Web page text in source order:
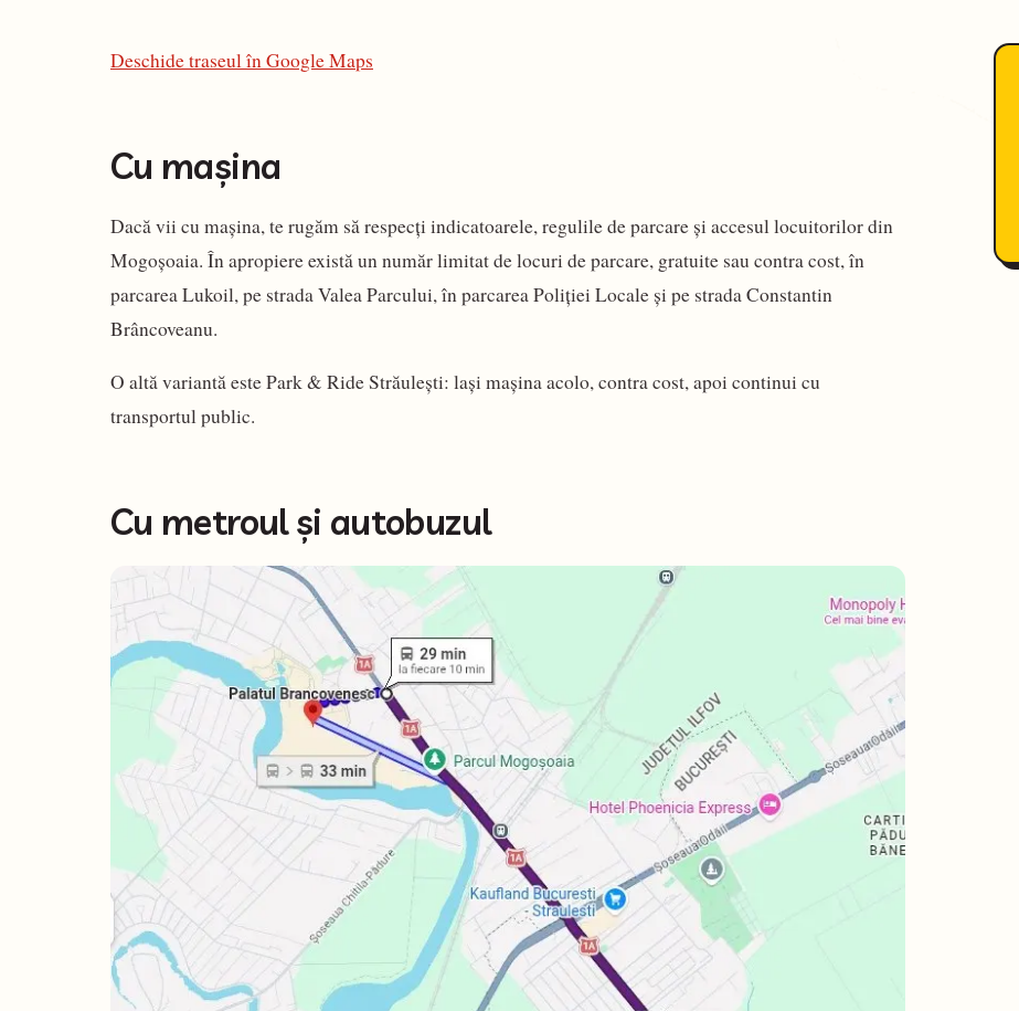
Deschide traseul în Google Maps
Cu mașina
Dacă vii cu mașina, te rugăm să respecți indicatoarele, regulile de parcare și accesul locuitorilor din
Mogoșoaia. În apropiere există un număr limitat de locuri de parcare, gratuite sau contra cost, în
parcarea Lukoil, pe strada Valea Parcului, în parcarea Poliției Locale și pe strada Constantin
Brâncoveanu.
O altă variantă este Park & Ride Străulești: lași mașina acolo, contra cost, apoi continui cu
transportul public.
Cu metroul și autobuzul